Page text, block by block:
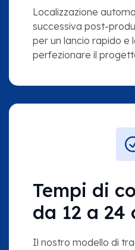
Localizzazione
successiva post-
per un lancio rapido e
perfezionare il
Tempi di
da 12 a 24
Il nostro modello di